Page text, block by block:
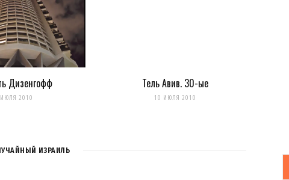
А можно просто
Дизенгофф
2010
Тель Авив. 30-ые
10 ИЮЛЯ 2010
ИЗРАИЛЬ